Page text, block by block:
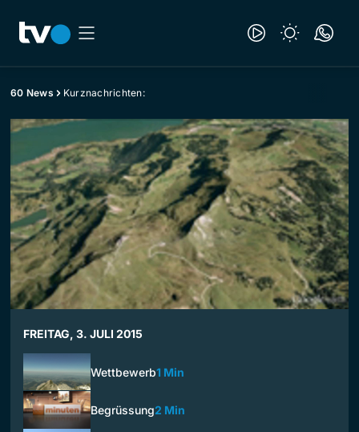
60 News Kurznachrichten:
FREITAG, 3. JULI 2015
Wettbewerb1 Min
Begrüssung2 Min